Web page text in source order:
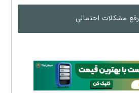
رفع مشکلات احتمالی